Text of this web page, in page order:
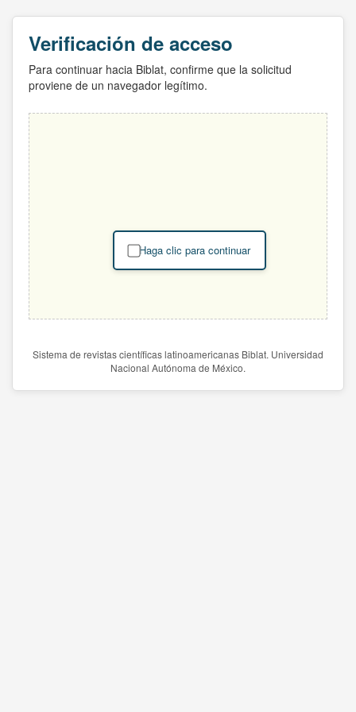
Verificación de acceso
Para continuar hacia Biblat, confirme que la solicitud
proviene de un navegador legítimo.
Haga clic para continuar
Sistema de revistas científicas latinoamericanas Biblat. Universidad
Nacional Autónoma de México.